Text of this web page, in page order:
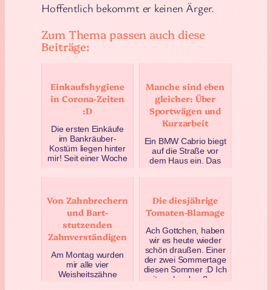
Hoffentlich bekommt er keinen Ärger.
Zum Thema passen auch diese
Beiträge:
Die diesjährige
Tomaten-Blamage
Ach Gottchen, haben
wir es heute wieder
schön draußen. Einer
der zwei Sommertage
diesen Sommer :D Ich
sitze also drauße…
Einkaufshygiene
in Corona-Zeiten
:D
Die ersten Einkäufe
im Bankräuber-
Kostüm liegen hinter
mir! Seit einer Woche
Mai 5, 2020
Manche sind eben
gleicher: Über
Sportwägen und
Kurzarbeit
Ein BMW Cabrio biegt
auf die Straße vor
dem Haus ein. Das
April 28, 2020
Von Zahnbrechern
und Bart-
stutzenden
Zahnverständigen
Am Montag wurden
mir alle vier
Weisheitszähne